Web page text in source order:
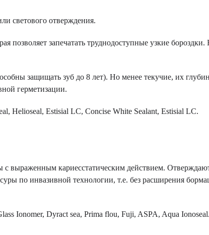
светового отверждения.
позволяет запечатать труднодоступные узкие
защищать зуб до 8 лет). Но менее текучие, их
герметизации.
Helioseal, Estisial LC, Concise White Sealant, Estisial LC.
выраженным кариесстатическим действием.
по инвазивной технологии, т.е. без расширения
Ionomer, Dyract sea, Prima flou, Fuji, ASPA, Aqua Ionoseal.